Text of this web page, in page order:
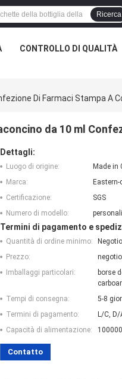
Ricerca
CONTROLLO DI QUALITÀ
Di Farmaci Stampa A
da 10 ml
Dettagli:
Luogo di origine:
Made in
Marca:
Certificazione:
SGS
Numero di modello:
Termini di pagamento e
Quantità di ordine minimo:
Prezzo:
Imballaggi particolari:
borse
Tempi di consegna:
5-8
Termini di pagamento:
L/C,
Capacità di alimentazione:
Contatto